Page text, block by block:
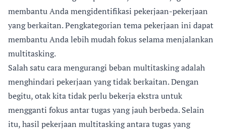
membantu Anda mengidentifikasi pekerjaan-pekerjaan
yang berkaitan. Pengkategorian tema pekerjaan ini dapat
membantu Anda lebih mudah fokus selama menjalankan
multitasking.
Salah satu cara mengurangi beban multitasking adalah
menghindari pekerjaan yang tidak berkaitan. Dengan
begitu, otak kita tidak perlu bekerja ekstra untuk
mengganti fokus antar tugas yang jauh berbeda. Selain
itu, hasil pekerjaan multitasking antara tugas yang